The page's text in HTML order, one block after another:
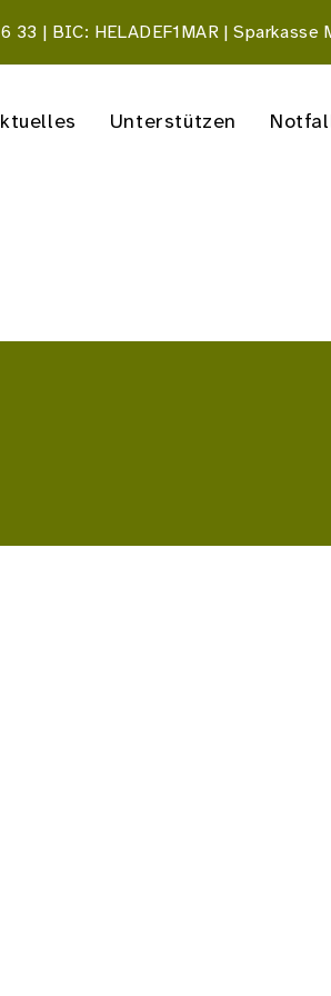
| BIC: HELADEF1MAR | Sparkasse
Unterstützen